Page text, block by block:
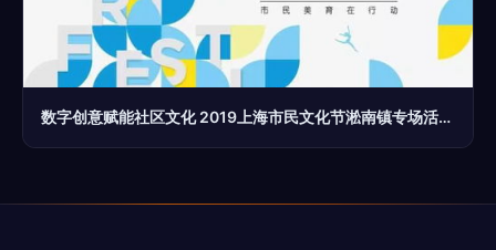
数字创意赋能社区文化 2019上海市民文化节淞南镇专场活动纪实